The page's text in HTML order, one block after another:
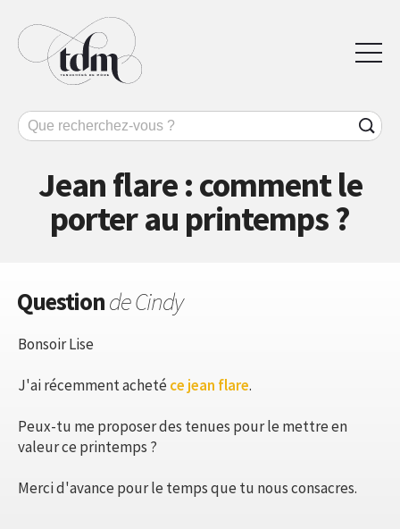
Jean flare : comment le
porter au printemps ?
Questionde Cindy
Bonsoir Lise
J'ai récemment achetéce jean flare.
Peux-tu me proposer des tenues pour le mettre en
valeur ce printemps ?
Merci d'avance pour le temps que tu nous consacres.